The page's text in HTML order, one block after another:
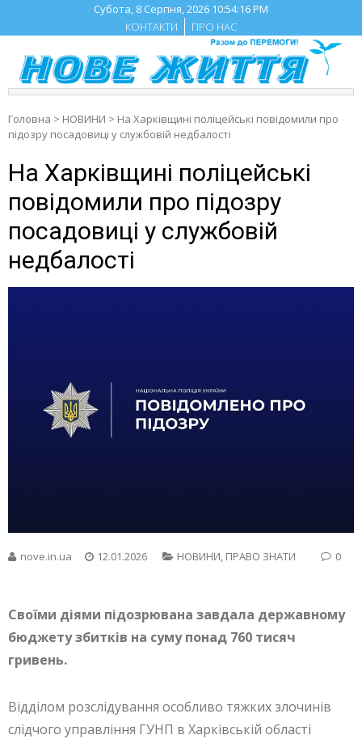
content
Субота, 8 Серпня, 2026 10:54:17 PM
КОНТАКТИ
ПРО НАС
Головна > НОВИНИ > На Харківщині поліцейські повідомили про
підозру посадовиці у службовій недбалості
На Харківщині поліцейські
повідомили про підозру
посадовиці у службовій
недбалості
nove.in.ua 12.01.2026 НОВИНИ, ПРАВО ЗНАТИ 0
Своїми діями підозрювана завдала державному
бюджету збитків на суму понад 760 тисяч
гривень.
Відділом розслідування особливо тяжких злочинів
слідчого управління ГУНП в Харківській області